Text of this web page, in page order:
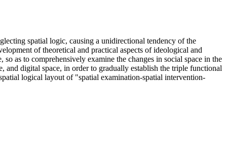
spatial logic, causing a unidirectional tendency of the
of theoretical and practical aspects of ideological and
as to comprehensively examine the changes in social space in the
and digital space, in order to gradually establish the triple functional
logical layout of "spatial examination-spatial intervention-